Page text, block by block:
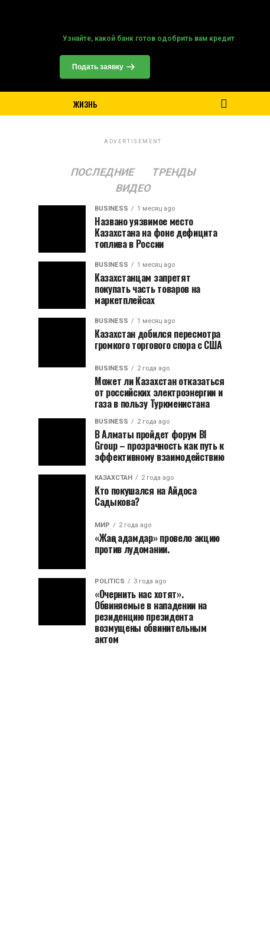
Узнайте, какой банк готов одобрить вам кредит
Подать заявку
ЖИЗНЬ
ADVERTISEMENT
ПОСЛЕДНИЕ
ТРЕНДЫ
ВИДЕО
BUSINESS 1 месяц ago
Названо уязвимое место
Казахстана на фоне дефицита
топлива в России
BUSINESS 1 месяц ago
Казахстанцам запретят
покупать часть товаров на
маркетплейсах
BUSINESS 1 месяц ago
Казахстан добился пересмотра
громкого торгового спора с США
BUSINESS 2 года ago
Может ли Казахстан отказаться
от российских электроэнергии и
газа в пользу Туркменистана
BUSINESS 2 года ago
В Алматы пройдет форум BI
Group – прозрачность как путь к
эффективному взаимодействию
КАЗАХСТАН 2 года ago
Кто покушался на Айдоса
Садыкова?
МИР 2 года ago
«Жаңа адамдар» провело акцию
против лудомании.
POLITICS 3 года ago
«Очернить нас хотят».
Обвиняемые в нападении на
резиденцию президента
возмущены обвинительным
актом